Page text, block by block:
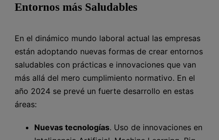
Entornos más Saludables
En el dinámico mundo laboral actual las empresas
están adoptando nuevas formas de crear entornos
saludables con prácticas e innovaciones que van
más allá del mero cumplimiento normativo. En el
año 2024 se prevé un fuerte desarrollo en estas
áreas:
Nuevas tecnologías. Uso de innovaciones en